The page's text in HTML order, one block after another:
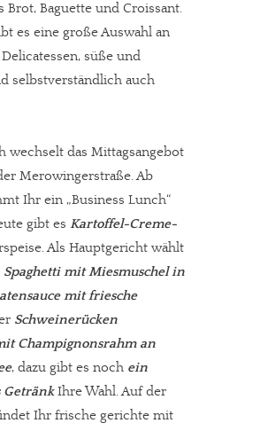
Brot, Baguette und Croissant.
es eine große Auswahl an
süße und
selbstverständlich auch
wechselt das Mittagsangebot
Merowingerstraße. Ab
Ihr ein „Business Lunch“
gibt es Kartoffel-Creme-
Als Hauptgericht wählt
Spaghetti mit Miesmuschel in
mit friesche
Schweinerücken
Champignonsrahm an
, dazu gibt es noch ein
GetränkIhre Wahl. Auf der
Ihr frische gerichte mit